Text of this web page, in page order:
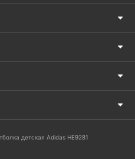
детская Adidas HE9281